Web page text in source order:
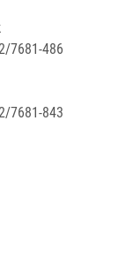
486
843